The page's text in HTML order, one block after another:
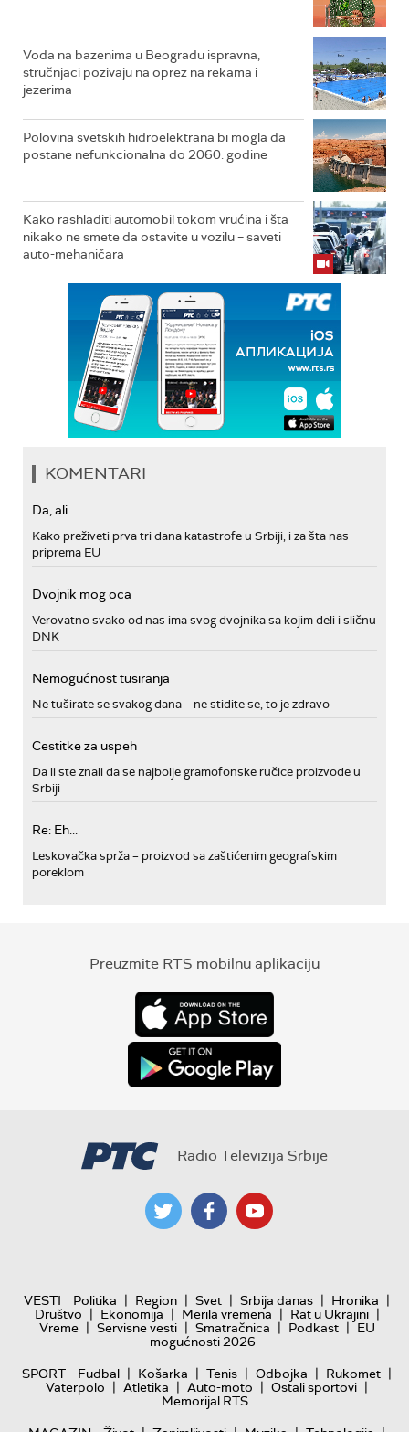
Voda na bazenima u Beogradu ispravna,
stručnjaci pozivaju na oprez na rekama i
jezerima
Polovina svetskih hidroelektrana bi mogla da
postane nefunkcionalna do 2060. godine
Kako rashladiti automobil tokom vrućina i šta
nikako ne smete da ostavite u vozilu – saveti
auto-mehaničara
KOMENTARI
Da, ali...
Kako preživeti prva tri dana katastrofe u Srbiji, i za šta nas
priprema EU
Dvojnik mog oca
Verovatno svako od nas ima svog dvojnika sa kojim deli i sličnu
DNK
Nemogućnost tusiranja
Ne tuširate se svakog dana – ne stidite se, to je zdravo
Cestitke za uspeh
Da li ste znali da se najbolje gramofonske ručice proizvode u
Srbiji
Re: Eh...
Leskovačka sprža – proizvod sa zaštićenim geografskim
poreklom
Preuzmite RTS mobilnu aplikaciju
Radio Televizija Srbije
VESTI Politika | Region | Svet | Srbija danas | Hronika |
Društvo | Ekonomija | Merila vremena | Rat u Ukrajini |
Vreme | Servisne vesti | Smatračnica | Podkast | EU
mogućnosti 2026
SPORT
Fudbal | Košarka | Tenis | Odbojka | Rukomet |
Vaterpolo | Atletika | Auto-moto | Ostali sportovi |
Memorijal RTS